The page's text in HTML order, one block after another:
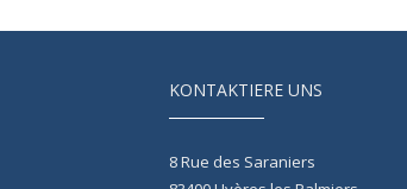
KONTAKTIERE UNS
8 Rue des Saraniers